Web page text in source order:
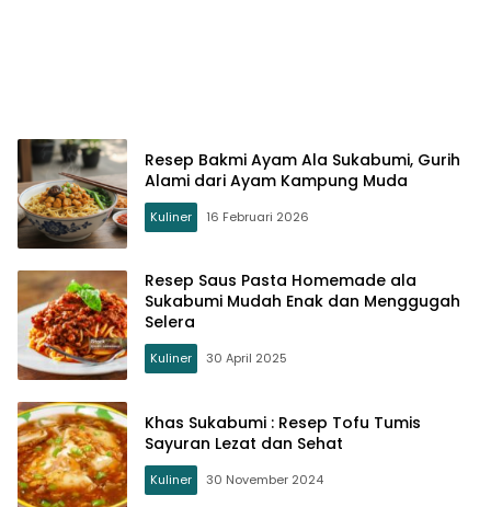
Resep Bakmi Ayam Ala Sukabumi, Gurih
Alami dari Ayam Kampung Muda
Kuliner 16 Februari 2026
Resep Saus Pasta Homemade ala
Sukabumi Mudah Enak dan Menggugah
Selera
Kuliner 30 April 2025
Khas Sukabumi : Resep Tofu Tumis
Sayuran Lezat dan Sehat
Kuliner 30 November 2024